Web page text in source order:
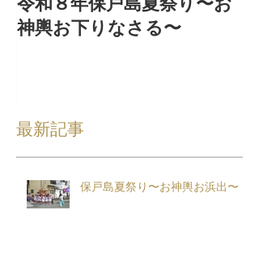
神輿お下りなさる〜
最新記事
保戸島夏祭り〜お神輿お浜出〜